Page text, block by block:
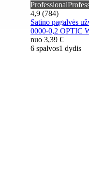
Professional
4,9 (784)
Satino pagalvės
0000-0,2 OPTIC
nuo 3,39 €
6 spalvos1 dydis